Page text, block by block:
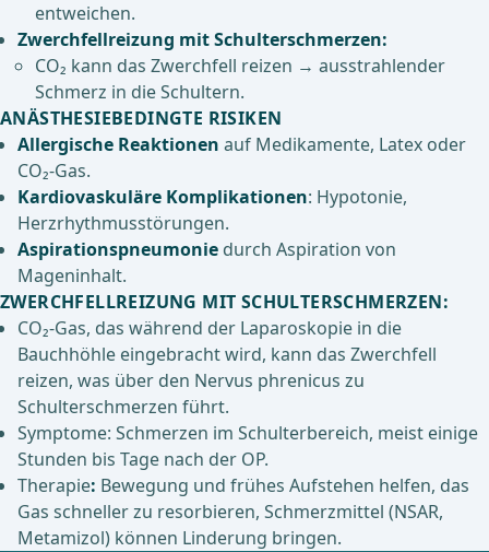
entweichen.
Zwerchfellreizung mit Schulterschmerzen:
CO₂ kann das Zwerchfell reizen → ausstrahlender
Schmerz in die Schultern.
ANÄSTHESIEBEDINGTE RISIKEN
Allergische Reaktionen auf Medikamente, Latex oder
CO₂-Gas.
Kardiovaskuläre Komplikationen: Hypotonie,
Herzrhythmusstörungen.
Aspirationspneumonie durch Aspiration von
Mageninhalt.
ZWERCHFELLREIZUNG MIT SCHULTERSCHMERZEN:
CO₂-Gas, das während der Laparoskopie in die
Bauchhöhle eingebracht wird, kann das Zwerchfell
reizen, was über den Nervus phrenicus zu
Schulterschmerzen führt.
Symptome: Schmerzen im Schulterbereich, meist einige
Stunden bis Tage nach der OP.
Therapie: Bewegung und frühes Aufstehen helfen, das
Gas schneller zu resorbieren, Schmerzmittel (NSAR,
Metamizol) können Linderung bringen.